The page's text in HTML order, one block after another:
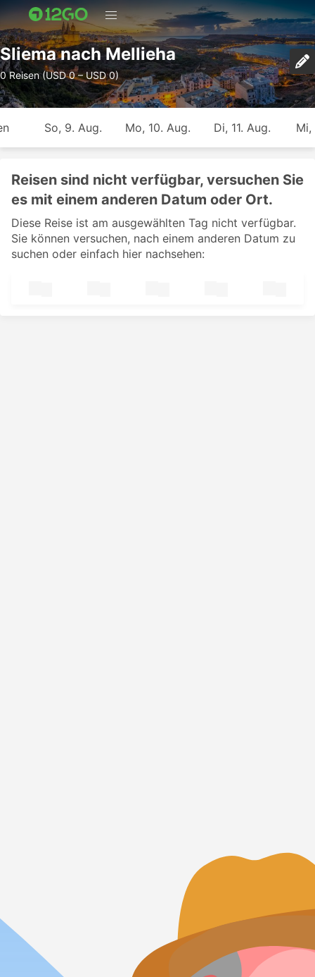
Sliema nach Mellieha
0 Reisen (USD 0 – USD 0)
So, 9. Aug. Mo, 10. Aug. Di, 11. Aug. Mi,
Reisen sind nicht verfügbar, versuchen Sie
es mit einem anderen Datum oder Ort.
Diese Reise ist am ausgewählten Tag nicht verfügbar.
Sie können versuchen, nach einem anderen Datum zu
suchen oder einfach hier nachsehen: